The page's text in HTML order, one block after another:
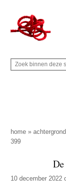
naar
de
inhoud
secondary
naar
de
sidebar
naar
de
Rechts
Z
p
d
z
Z
i
n
n
home »
399
10 december 2022